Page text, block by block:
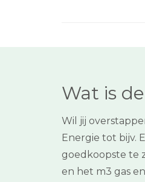
Wat is
Wil jij
Energie tot bijv.
goedkoopste te
en het m3 gas